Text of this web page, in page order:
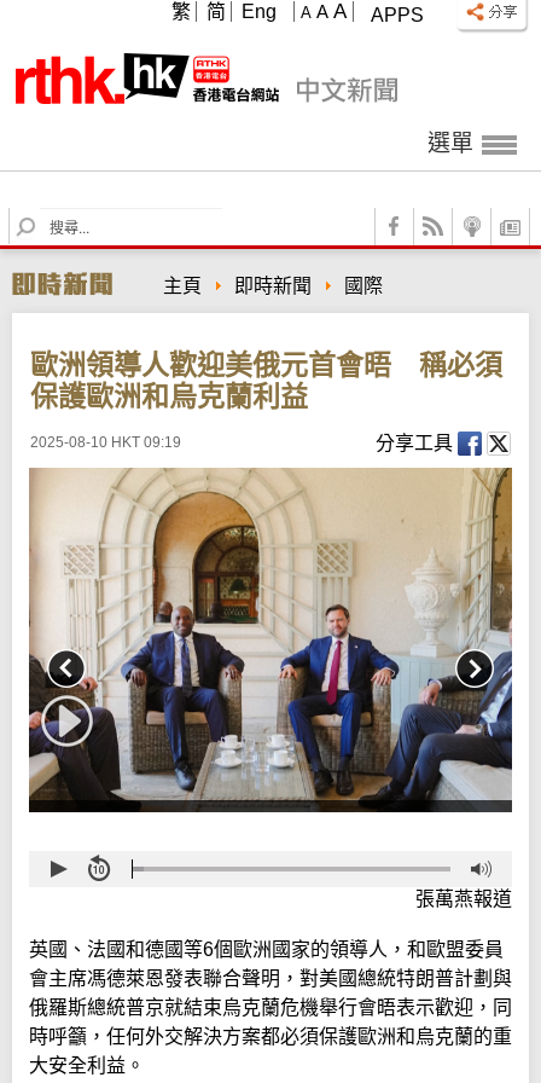
APPS
A A A
繁 简 Eng
選單
S
e
r
c
主頁 即時新聞 國際
歐洲領導人歡迎美俄元首會晤 稱必須
保護歐洲和烏克蘭利益
2025-08-10 HKT 09:19 分享工具
張萬燕報道
英國、法國和德國等6個歐洲國家的領導人，和歐盟委員
會主席馮德萊恩發表聯合聲明，對美國總統特朗普計劃與
俄羅斯總統普京就結束烏克蘭危機舉行會晤表示歡迎，同
時呼籲，任何外交解決方案都必須保護歐洲和烏克蘭的重
大安全利益。